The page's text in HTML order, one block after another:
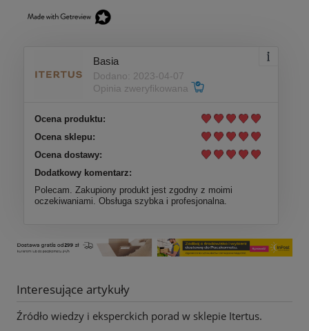
Basia
Dodano: 2023-04-07
Opinia zweryfikowana
Ocena produktu:
Ocena sklepu:
Ocena dostawy:
Dodatkowy komentarz:
Polecam. Zakupiony produkt jest zgodny z moimi
oczekiwaniami. Obsługa szybka i profesjonalna.
Interesujące artykuły
Źródło wiedzy i eksperckich porad w sklepie Itertus.